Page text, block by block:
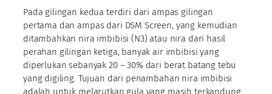
Pada gilingan kedua terdiri dari ampas gilingan
pertama dan ampas dari DSM Screen, yang kemudian
ditambahkan nira imbibisi (N3) atau nira dari hasil
perahan gilingan ketiga, banyak air imbibisi yang
diperlukan sebanyak 20 – 30% dari berat batang tebu
yang digiling. Tujuan dari penambahan nira imbibisi
adalah untuk melarutkan gula yang masih terkandung